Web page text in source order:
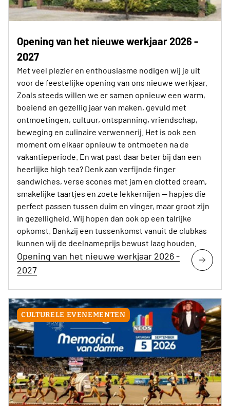
Opening van het nieuwe werkjaar 2026 -
2027
Met veel plezier en enthousiasme nodigen wij je uit
voor de feestelijke opening van ons nieuwe werkjaar.
Zoals steeds willen we er samen opnieuw een warm,
boeiend en gezellig jaar van maken, gevuld met
ontmoetingen, cultuur, ontspanning, vriendschap,
beweging en culinaire verwennerij. Het is ook een
moment om elkaar opnieuw te ontmoeten na de
vakantieperiode. En wat past daar beter bij dan een
heerlijke high tea? Denk aan verfijnde finger
sandwiches, verse scones met jam en clotted cream,
smakelijke taartjes en zoete lekkernijen — hapjes die
perfect passen tussen duim en vinger, maar groot zijn
in gezelligheid. Wij hopen dan ook op een talrijke
opkomst. Dankzij een tussenkomst vanuit de clubkas
kunnen wij de deelnameprijs bewust laag houden.
Opening van het nieuwe werkjaar 2026 -
2027
CULTURELE EVENEMENTEN